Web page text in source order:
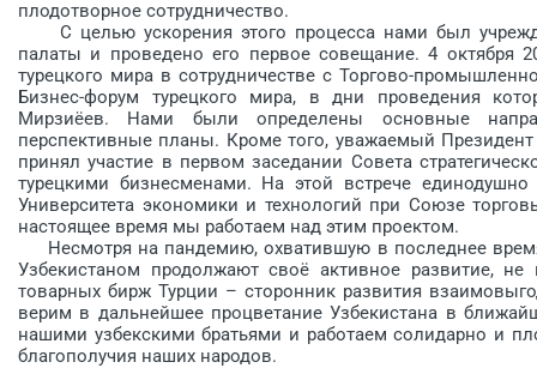
плодотворное сотрудничество.
С целью ускорения этого процесса нами был
палаты и проведено его первое совещание. 4 октября
турецкого мира в сотрудничест­ве с Торгово-
Бизнес-форум турецкого мира, в дни проведения
Мирзиёев. Нами были определены основные
перспективные планы. Кроме того, уважаемый
принял участие в первом заседании Совета
турецкими бизнесменами. На этой встрече
Университета экономики и технологий при Союзе
настоящее время мы работаем над этим проектом.
Несмотря на пандемию, охватившую в последнее
Узбекистаном продолжают своё активное развитие,
товарных бирж Турции – сторонник развития
верим в дальнейшее процветание Узбекистана в
нашими узбекскими брать­ями и работаем солидарно и
благополучия наших народов.